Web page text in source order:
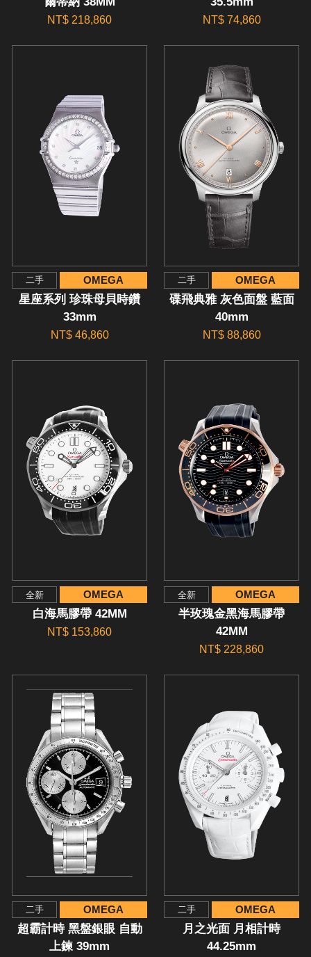
NT$ 218,860 NT$ 74,860
二手 OMEGA
星座系列 珍珠母貝時鑽
33mm
NT$ 46,860
二手 OMEGA
碟飛典雅 灰色面盤 藍面
40mm
NT$ 88,860
全新 OMEGA
白海馬膠帶 42MM
NT$ 153,860
全新 OMEGA
半玫瑰金黑海馬膠帶
42MM
NT$ 228,860
二手 OMEGA
超霸計時 黑盤銀眼 自動
上鍊 39mm
二手 OMEGA
月之光面 月相計時
44.25mm